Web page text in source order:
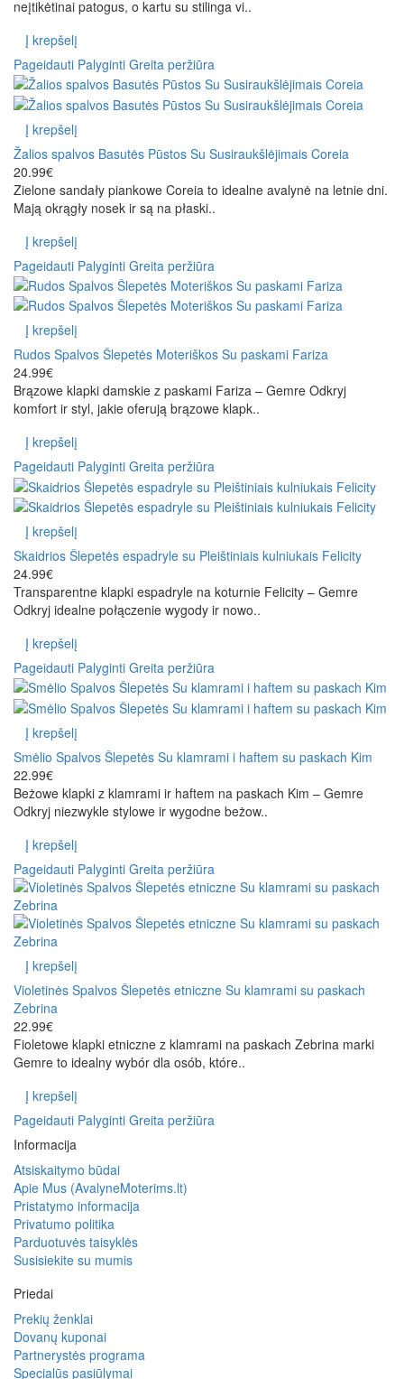
neįtikėtinai patogus, o kartu su stilinga vi..
Į krepšelį
Pageidauti Palyginti Greita peržiūra
Į krepšelį
Žalios spalvos Basutės Pūstos Su Susiraukšlėjimais Coreia
20.99€
Zielone sandały piankowe Coreia to idealne avalynė na letnie dni.
Mają okrągły nosek ir są na płaski..
Į krepšelį
Pageidauti Palyginti Greita peržiūra
Į krepšelį
Rudos Spalvos Šlepetės Moteriškos Su paskami Fariza
24.99€
Brązowe klapki damskie z paskami Fariza – Gemre Odkryj
komfort ir styl, jakie oferują brązowe klapk..
Į krepšelį
Pageidauti Palyginti Greita peržiūra
Į krepšelį
Skaidrios Šlepetės espadryle su Pleištiniais kulniukais Felicity
24.99€
Transparentne klapki espadryle na koturnie Felicity – Gemre
Odkryj idealne połączenie wygody ir nowo..
Į krepšelį
Pageidauti Palyginti Greita peržiūra
Į krepšelį
Smėlio Spalvos Šlepetės Su klamrami i haftem su paskach Kim
22.99€
Beżowe klapki z klamrami ir haftem na paskach Kim – Gemre
Odkryj niezwykle stylowe ir wygodne beżow..
Į krepšelį
Pageidauti Palyginti Greita peržiūra
Į krepšelį
Violetinės Spalvos Šlepetės etniczne Su klamrami su paskach
Zebrina
22.99€
Fioletowe klapki etniczne z klamrami na paskach Zebrina marki
Gemre to idealny wybór dla osób, które..
Į krepšelį
Pageidauti Palyginti Greita peržiūra
Informacija
Atsiskaitymo būdai
Apie Mus (AvalyneMoterims.lt)
Pristatymo informacija
Privatumo politika
Parduotuvės taisyklės
Susisiekite su mumis
Priedai
Prekių ženklai
Dovanų kuponai
Partnerystės programa
Specialūs pasiūlymai